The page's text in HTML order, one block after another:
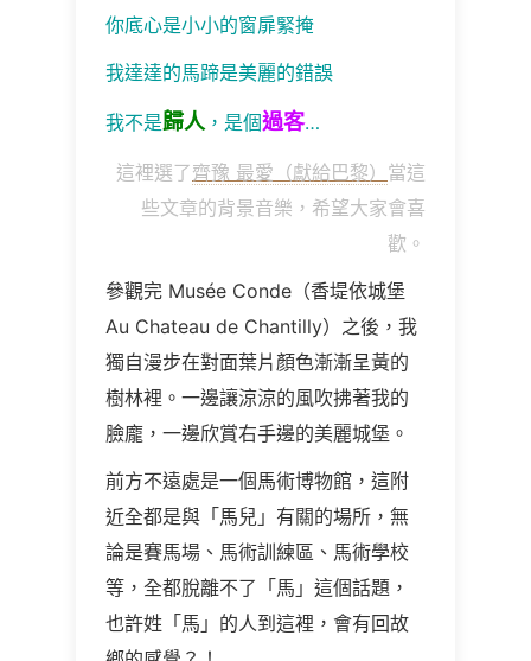
你底心是小小的窗扉緊掩
我達達的馬蹄是美麗的錯誤
我不是歸人，是個過客…
這裡選了齊豫 最愛（獻給巴黎） 當這
些文章的背景音樂，希望大家會喜
歡。
參觀完 Musée Conde （香堤依城堡
Au Chateau de Chantilly）之後，我
獨自漫步在對面葉片顏色漸漸呈黃的
樹林裡。一邊讓涼涼的風吹拂著我的
臉龐，一邊欣賞右手邊的美麗城堡。
前方不遠處是一個馬術博物館，這附
近全都是與「馬兒」有關的場所，無
論是賽馬場、馬術訓練區、馬術學校
等，全都脫離不了「馬」這個話題，
也許姓「馬」的人到這裡，會有回故